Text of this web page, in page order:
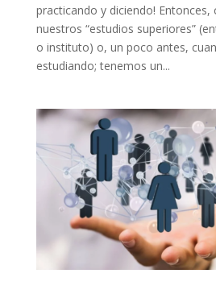
practicando y diciendo! Entonces,
nuestros “estudios superiores”
o instituto) o, un poco antes,
estudiando; tenemos un...